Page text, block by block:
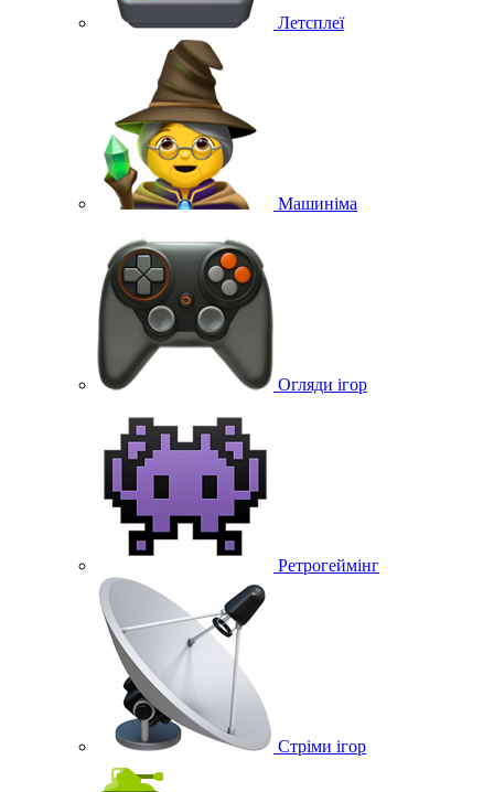
Летсплеї
Машиніма
Огляди ігор
Ретрогеймінг
Стріми ігор